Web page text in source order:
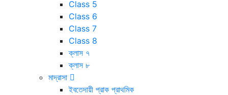
Class 5
Class 6
Class 7
Class 8
ক্লাস ৭
ক্লাস ৮
মাদ্রাসা
ইবতেদায়ী প্রাক প্রাথমিক